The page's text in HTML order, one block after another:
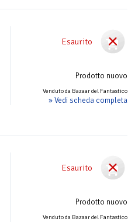
Esaurito
Prodotto nuovo
Venduto da Bazaar del Fantastico
» Vedi scheda completa
Esaurito
Prodotto nuovo
Venduto da Bazaar del Fantastico